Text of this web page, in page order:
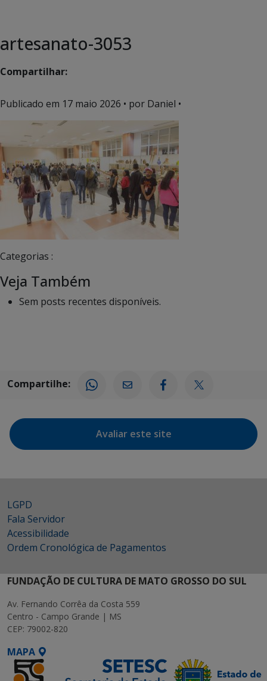
artesanato-3053
Compartilhar:
Publicado em 17 maio 2026 • por Daniel •
Categorias :
Veja Também
Sem posts recentes disponíveis.
Compartilhe:
Avaliar este site
LGPD
Fala Servidor
Acessibilidade
Ordem Cronológica de Pagamentos
FUNDAÇÃO DE CULTURA DE MATO GROSSO DO SUL
Av. Fernando Corrêa da Costa 559
Centro - Campo Grande | MS
CEP: 79002-820
MAPA